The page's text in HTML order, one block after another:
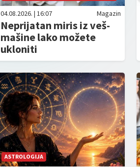
04.08.2026. | 16:07 Magazin
Neprijatan miris iz veš-
mašine lako možete
ukloniti
ASTROLOGIJA